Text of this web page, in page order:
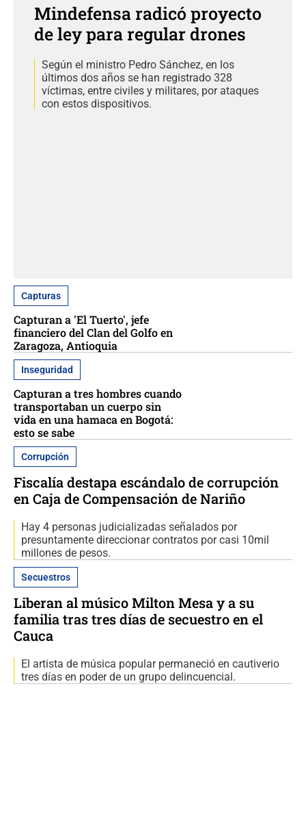
Mindefensa radicó proyecto
de ley para regular drones
Según el ministro Pedro Sánchez, en los
últimos dos años se han registrado 328
víctimas, entre civiles y militares, por ataques
con estos dispositivos.
Capturas
Capturan a 'El Tuerto', jefe
financiero del Clan del Golfo en
Zaragoza, Antioquia
Inseguridad
Capturan a tres hombres cuando
transportaban un cuerpo sin
vida en una hamaca en Bogotá:
esto se sabe
Corrupción
Fiscalía destapa escándalo de corrupción
en Caja de Compensación de Nariño
Hay 4 personas judicializadas señalados por
presuntamente direccionar contratos por casi 10mil
millones de pesos.
Secuestros
Liberan al músico Milton Mesa y a su
familia tras tres días de secuestro en el
Cauca
El artista de música popular permaneció en cautiverio
tres días en poder de un grupo delincuencial.